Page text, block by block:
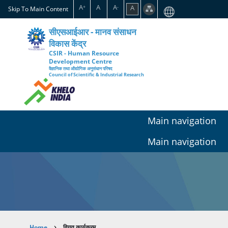
Skip
to
content
Skip To Main Content A+ A A- A
सीएसआईआर - मानव संसाधन
विकास केंद्र
CSIR - Human Resource
Development Centre
वैज्ञानिक तथा औद्योगिक अनुसंधान परिषद
Council of Scientific & Industrial Research
Main navigation
Main navigation